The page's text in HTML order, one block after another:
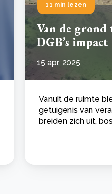
11 min lezen
Van de
DGB’s
15 apr, 2025
Vanuit de ruimte
getuigenis van
breiden zich uit,